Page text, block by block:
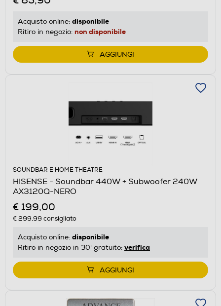
Acquisto online: disponibile
Ritiro in negozio: non disponibile
AGGIUNGI
SOUNDBAR E HOME THEATRE
HISENSE - Soundbar 440W + Subwoofer 240W
AX3120Q-NERO
€ 199,00
€ 299,99 consigliato
Acquisto online: disponibile
Ritiro in negozio in 30' gratuito: verifica
AGGIUNGI